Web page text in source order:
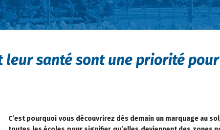
leur santé sont une priorité
C’est pourquoi vous découvrirez dès demain un marquage au